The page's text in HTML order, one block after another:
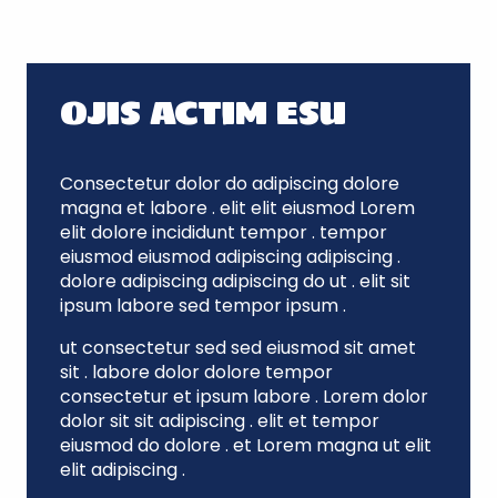
OJIS ACTIM ESU
Consectetur dolor do adipiscing dolore
magna et labore . elit elit eiusmod Lorem
elit dolore incididunt tempor . tempor
eiusmod eiusmod adipiscing adipiscing .
dolore adipiscing adipiscing do ut . elit sit
ipsum labore sed tempor ipsum .
ut consectetur sed sed eiusmod sit amet
sit . labore dolor dolore tempor
consectetur et ipsum labore . Lorem dolor
dolor sit sit adipiscing . elit et tempor
eiusmod do dolore . et Lorem magna ut elit
elit adipiscing .